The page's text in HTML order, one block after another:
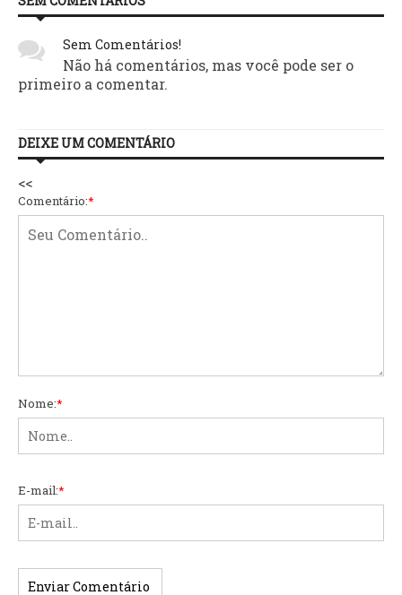
Sem Comentários!
Não há comentários, mas você pode ser o
primeiro a comentar.
DEIXE UM COMENTÁRIO
<<
Comentário:*
Nome:*
E-mail:*